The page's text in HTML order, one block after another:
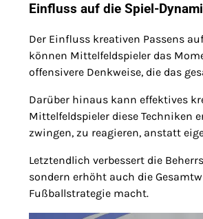
Einfluss auf die Spiel-
Der Einfluss kreativen Passens
können Mittelfeldspieler das
offensivere Denkweise, die das
Darüber hinaus kann effektives
Mittelfeldspieler diese Techniken
zwingen, zu reagieren, anstatt
Letztendlich verbessert die
sondern erhöht auch die
Fußballstrategie macht.